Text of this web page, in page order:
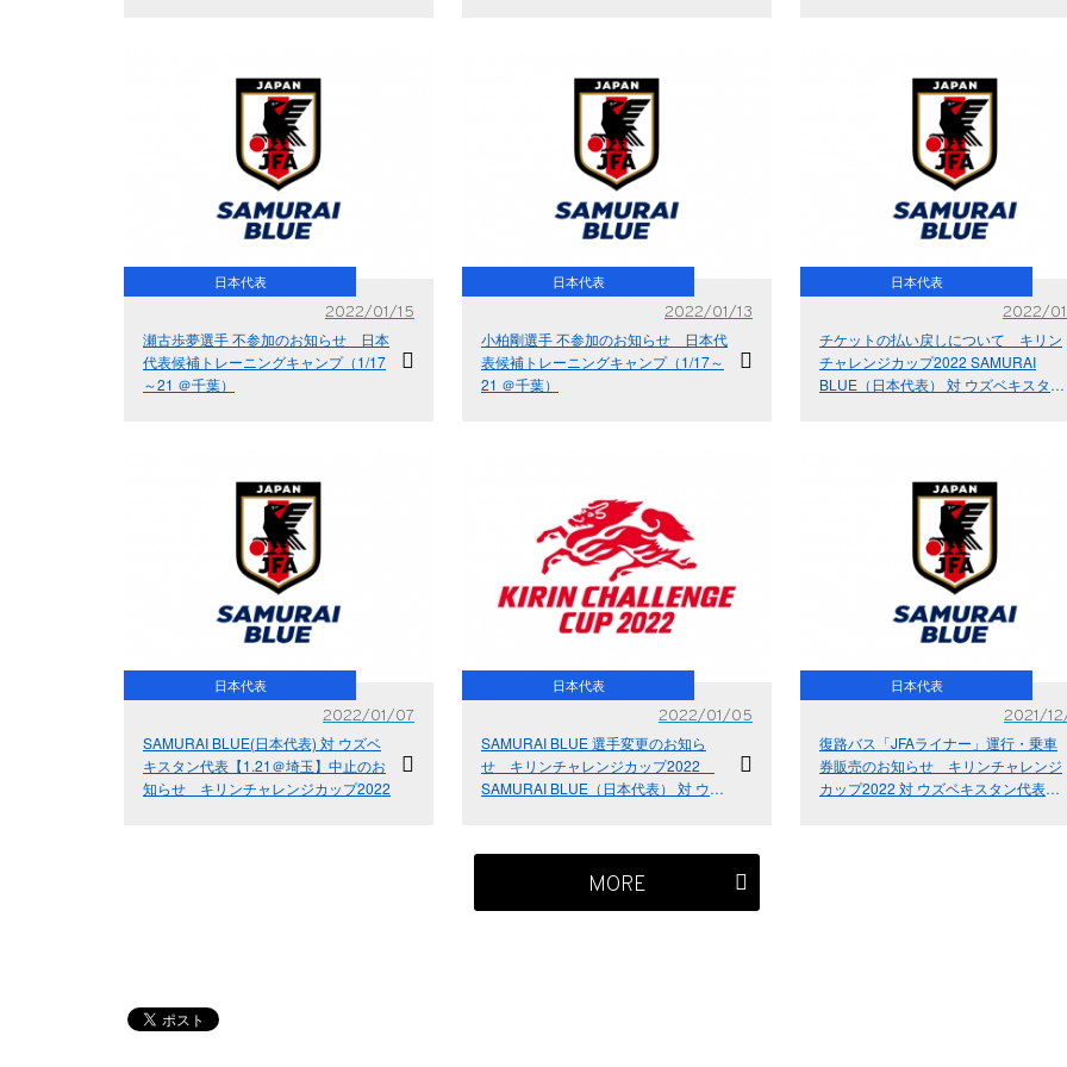
日本代表
2022/01/15
瀬古歩夢選手 不参加のお知らせ 日本
代表候補トレーニングキャンプ（1/17
～21 ＠千葉）
日本代表
2022/01/13
小柏剛選手 不参加のお知らせ 日本代
表候補トレーニングキャンプ（1/17～
21 ＠千葉）
日本代表
2022/
チケットの払い戻しについて キリン
チャレンジカップ2022 SAMURAI
BLUE（日本代表） 対 ウズベキスタン
日本代表
2022/01/07
SAMURAI BLUE(日本代表) 対 ウズベ
キスタン代表【1.21＠埼玉】中止のお
知らせ キリンチャレンジカップ2022
日本代表
2022/01/05
SAMURAI BLUE 選手変更のお知ら
せ キリンチャレンジカップ2022
SAMURAI BLUE（日本代表） 対 ウズ
日本代表
2021/
復路バス「JFAライナー」運行・乗車
券販売のお知らせ キリンチャレンジ
カップ2022 対 ウズベキスタン代表
MORE